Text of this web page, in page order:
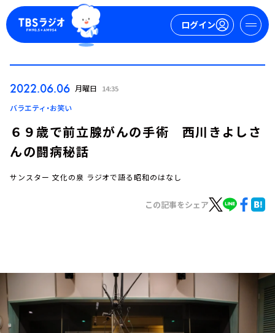
ログイン
ログイン
お知らせ
イベント・グッズ
会社情報
2022.06.06 月曜日 14:35
バラエティ・お笑い
６９歳で前立腺がんの手術 西川きよしさ
んの闘病秘話
サンスター 文化の泉 ラジオで語る昭和のはなし
この記事をシェア